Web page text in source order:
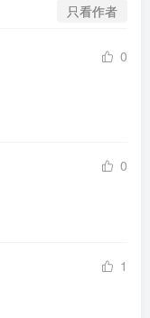
只看作者
0
0
1